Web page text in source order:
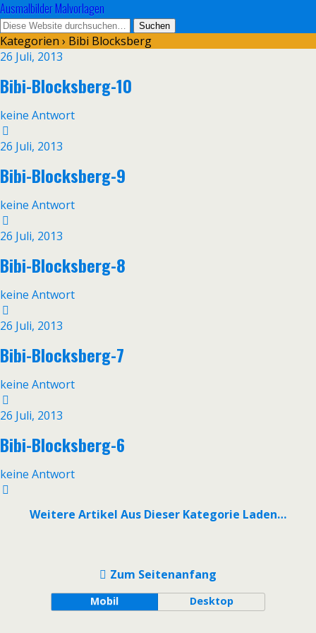
Ausmalbilder Malvorlagen
Kategorien › Bibi Blocksberg
26 Juli, 2013
Bibi-Blocksberg-10
keine Antwort
26 Juli, 2013
Bibi-Blocksberg-9
keine Antwort
26 Juli, 2013
Bibi-Blocksberg-8
keine Antwort
26 Juli, 2013
Bibi-Blocksberg-7
keine Antwort
26 Juli, 2013
Bibi-Blocksberg-6
keine Antwort
Weitere Artikel Aus Dieser Kategorie Laden…
Zum Seitenanfang
Mobil Desktop